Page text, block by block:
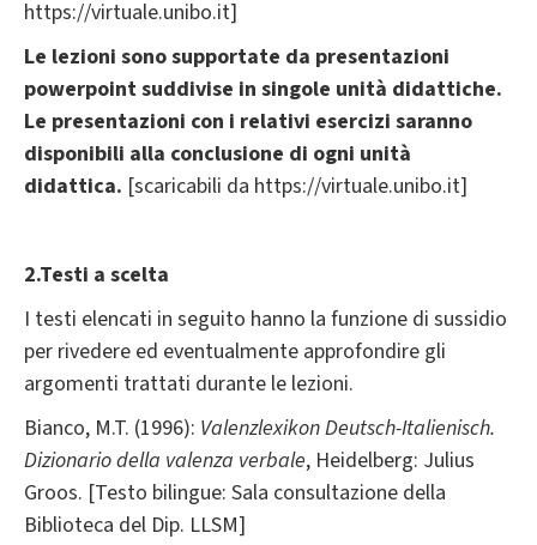
https://virtuale.unibo.it]
Le lezioni sono supportate da presentazioni
powerpoint suddivise in singole unità didattiche.
Le presentazioni con i relativi esercizi saranno
disponibili alla conclusione di ogni unità
didattica. [scaricabili da https://virtuale.unibo.it]
2.Testi a scelta
I testi elencati in seguito hanno la funzione di sussidio
per rivedere ed eventualmente approfondire gli
argomenti trattati durante le lezioni.
Bianco, M.T. (1996): Valenzlexikon Deutsch-Italienisch.
Dizionario della valenza verbale, Heidelberg: Julius
Groos. [Testo bilingue: Sala consultazione della
Biblioteca del Dip. LLSM]